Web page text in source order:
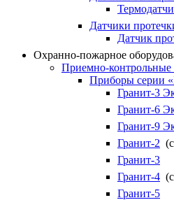
Датчики
Датчик
Охранно-пожарное
Приемно-
Приборы серии
Гранит-3
Гранит-6
Гранит-9
Гранит-2
Гранит-3
Гранит-4
Гранит-5